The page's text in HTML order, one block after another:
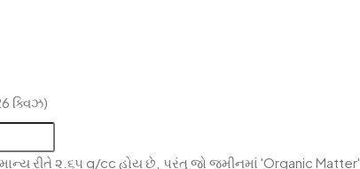
ક્વિઝ)
રીતે ૨.૬૫ g/cc હોય છે, પરંતુ જો જમીનમાં 'Organic Matter'